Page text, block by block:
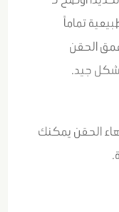
تماماً
الحقن
بشكل جيد.
الحقن يمكنك